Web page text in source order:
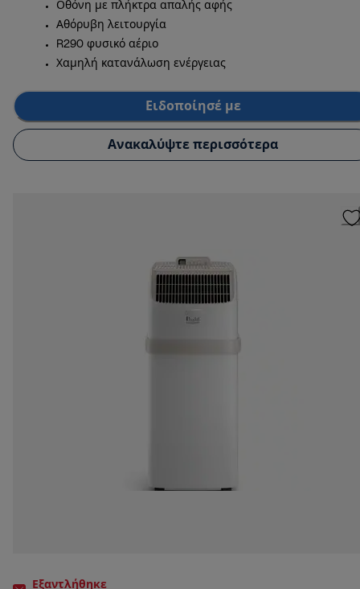
Οθόνη με πλήκτρα απαλής αφής
Αθόρυβη λειτουργία
R290 φυσικό αέριο
Χαμηλή κατανάλωση ενέργειας
Ειδοποίησέ με
Ανακαλύψτε περισσότερα
Εξαντλήθηκε